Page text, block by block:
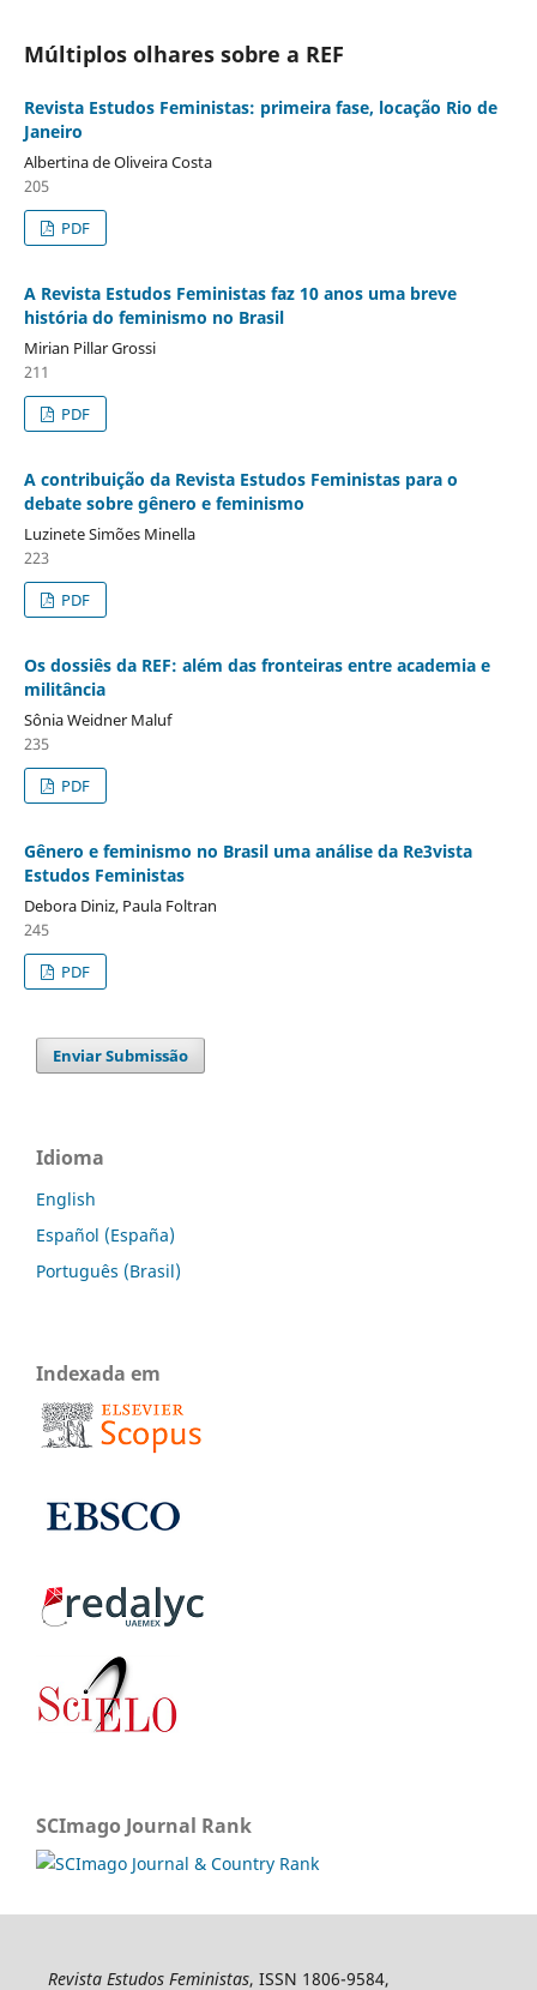
Múltiplos olhares sobre a REF
Revista Estudos Feministas: primeira fase, locação Rio de
Janeiro
Albertina de Oliveira Costa
205
PDF
A Revista Estudos Feministas faz 10 anos uma breve
história do feminismo no Brasil
Mirian Pillar Grossi
211
PDF
A contribuição da Revista Estudos Feministas para o
debate sobre gênero e feminismo
Luzinete Simões Minella
223
PDF
Os dossiês da REF: além das fronteiras entre academia e
militância
Sônia Weidner Maluf
235
PDF
Gênero e feminismo no Brasil uma análise da Re3vista
Estudos Feministas
Debora Diniz, Paula Foltran
245
PDF
Enviar Submissão
Idioma
English
Español (España)
Português (Brasil)
Indexada em
SCImago Journal Rank
Revista Estudos Feministas, ISSN 1806-9584,